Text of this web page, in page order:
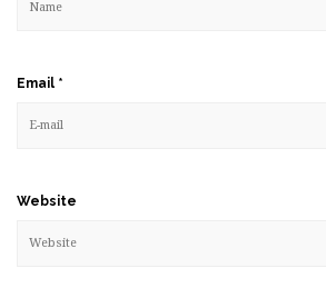
Email *
Website